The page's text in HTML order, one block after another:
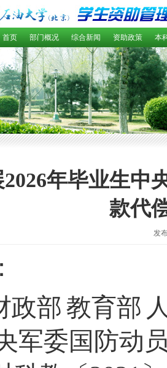
首页 部门概况 综合新闻 资助政策 本
年毕业生中
款代
发
：
政部教育部
军委国防动